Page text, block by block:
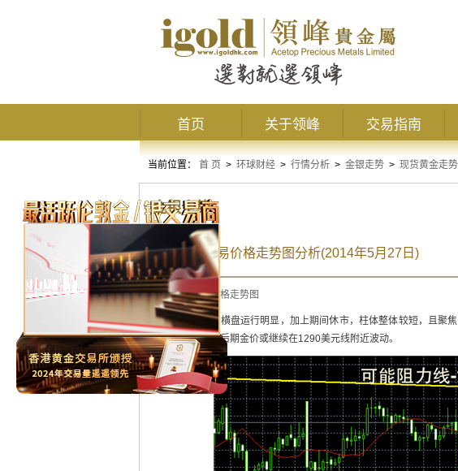
首页 关于领峰 交易指南
当前位置： 首 页 > 环球财经 > 行情分析 > 金银走势 > 现货黄金走
金银走势
最新黄金交易价格走势图分析(2014年5月27日)
最新黄金交易价格走势图
黄金阴阳烛录得横盘运行明显，加上期间休市，柱体整体较短，且聚
且整体呈中性，后期金价或继续在1290美元线附近波动。